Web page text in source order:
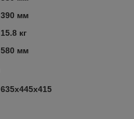
390 мм
15.8 кг
580 мм
635x445x415